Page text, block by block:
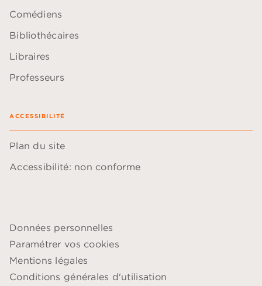
Comédiens
Bibliothécaires
Libraires
Professeurs
ACCESSIBILITÉ
Plan du site
Accessibilité: non conforme
Données personnelles
Paramétrer vos cookies
Mentions légales
Conditions générales d'utilisation